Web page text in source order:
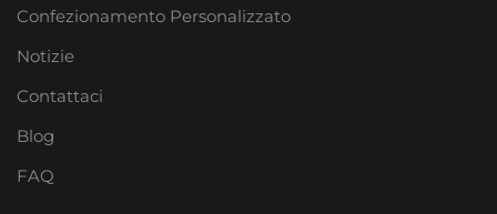
Confezionamento Personalizzato
Notizie
Contattaci
Blog
FAQ